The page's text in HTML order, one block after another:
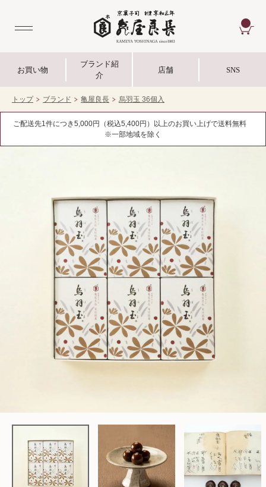
お買い物
ブランド紹
介
店舗 SNS
トップ ブランド 亀屋良長 烏羽玉 36個入
ご配送先1件につき5,000円（税込5,400円）以上のお買い上げで送料無料
※一部地域を除く